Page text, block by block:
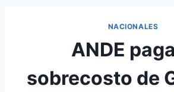
NACIONALES
ANDE
sobrecosto de